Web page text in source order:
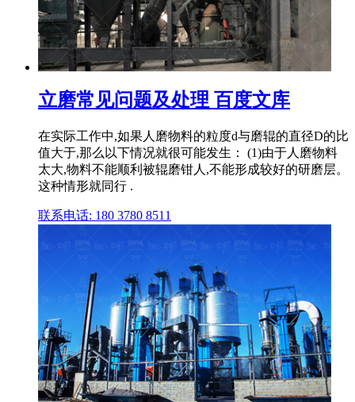
立磨常见问题及处理 百度文库
在实际工作中,如果人磨物料的粒度d与磨辊的直径D的比
值大于,那么以下情况就很可能发生： (1)由于人磨物料
太大,物料不能顺利被辊磨钳人,不能形成较好的研磨层。
这种情形就同行 .
联系电话: 180 3780 8511